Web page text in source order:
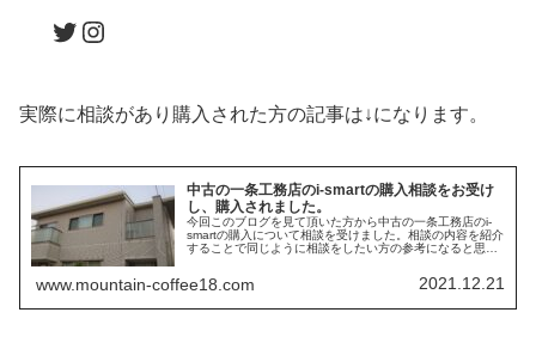
Twitter
Instagram
実際に相談があり購入された方の記事は↓になります。
中古の一条工務店のi-smartの購入相談をお受け
し、購入されました。
今回このブログを見て頂いた方から中古の一条工務店のi-
smartの購入について相談を受けました。相談の内容を紹介
することで同じように相談をしたい方の参考になると思い
www.mountain-coffee18.com 2021.12.21